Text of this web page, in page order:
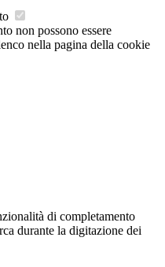
non possono essere
nella pagina della cookie
di completamento
durante la digitazione dei